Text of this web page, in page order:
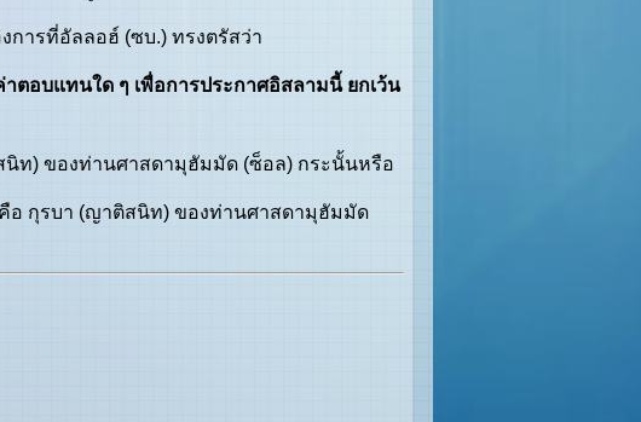
ารที่อัลลอฮ์ (ซบ.) ทรงตรัสว่า
ตอบแทนใด ๆ เพื่อการประกาศอิสลามนี้ ยกเว้น
) ของท่านศาสดามุฮัมมัด (ซ็อล) กระนั้นหรือ
กุรบา (ญาติสนิท) ของท่านศาสดามุฮัมมัด